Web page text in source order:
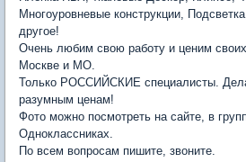
Многоуровневые конструкции,
другое!
Очень любим свою работу и ценим
Москве и МО.
Только РОССИЙСКИЕ специалисты.
разумным ценам!
Фото можно посмотреть на сайте, в
Одноклассниках.
По всем вопросам пишите, звоните.